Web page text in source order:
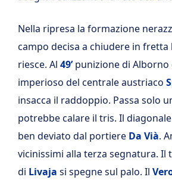
Nella ripresa la formazione
campo decisa a chiudere in fretta
riesce. Al 49’punizione di Alborno
imperioso del centrale austriaco
insacca il raddoppio. Passa solo
potrebbe calare il tris. Il
ben deviato dal portiere Da Vià.
vicinissimi alla terza segnatura. Il
di Livaja si spegne sul palo. Il